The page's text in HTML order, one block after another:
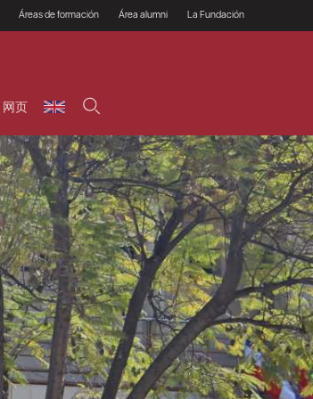
Ejecutivos
(Online)
Áreas de formación
Riesgos
HHDD
Agronegocios
Comercial / Marketing/
Ventas
Dirección / Gestión /
Administración de
empresas
Finanzas
Operaciones
Área alumni La Fundación
网页